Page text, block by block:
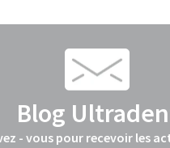
Blog
- vous pour recevoir les